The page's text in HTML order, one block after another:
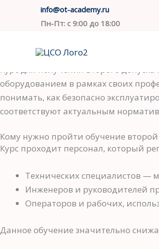
info@ot-academy.ru
Пн-Пт: с 9:00 до 18:00
Электробезопасность 2 группа
Программа, форматы и необходимые
Зачем необходимо обучение по
Курс для получения второго
оборудованием в рамках своих
понимать, как безопасно
соответствуют актуальным
Кому нужно пройти обучение второй
Курс проходит персонал, который
Технических специалистов —
Инженеров и руководителей
Операторов и рабочих,
Данное обучение значительно